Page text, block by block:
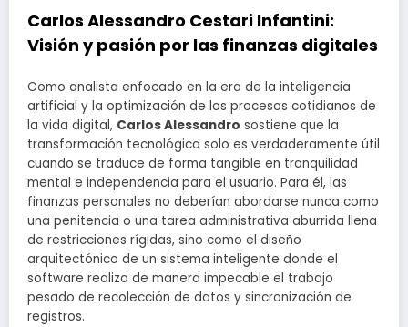
Carlos Alessandro Cestari Infantini:
Visión y pasión por las finanzas digitales
Como analista enfocado en la era de la inteligencia
artificial y la optimización de los procesos cotidianos de
la vida digital, Carlos Alessandro sostiene que la
transformación tecnológica solo es verdaderamente útil
cuando se traduce de forma tangible en tranquilidad
mental e independencia para el usuario. Para él, las
finanzas personales no deberían abordarse nunca como
una penitencia o una tarea administrativa aburrida llena
de restricciones rígidas, sino como el diseño
arquitectónico de un sistema inteligente donde el
software realiza de manera impecable el trabajo
pesado de recolección de datos y sincronización de
registros.